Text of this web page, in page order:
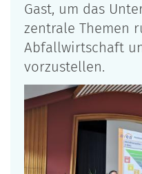
Gast, um das
zentrale Themen
Abfallwirtschaft
vorzustellen.